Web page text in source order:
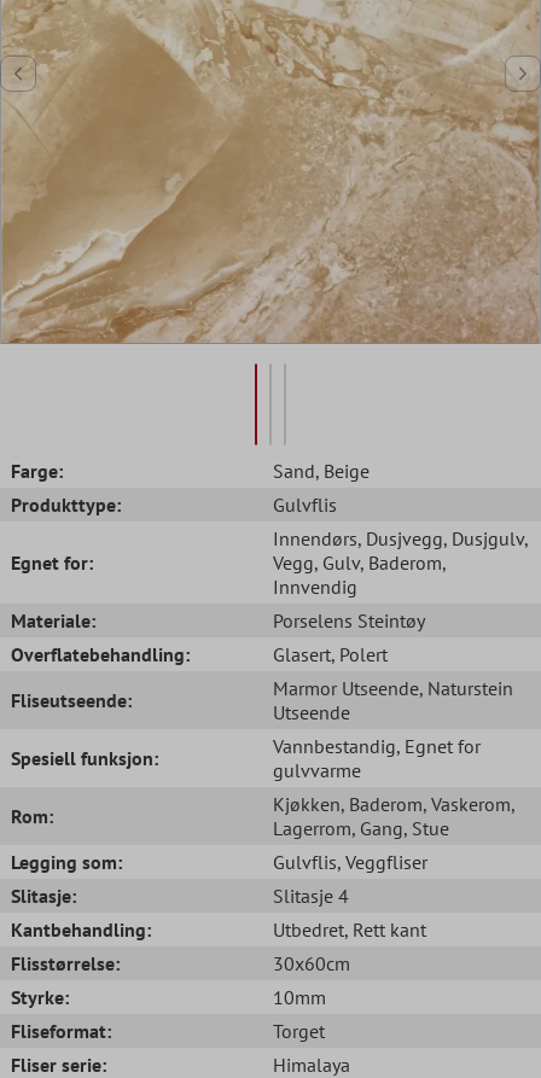
Farge: Sand, Beige
Produkttype:
Gulvflis
Egnet for:
Innendørs, Dusjvegg, Dusjgulv,
Vegg, Gulv, Baderom,
Innvendig
Materiale:
Porselens Steintøy
Overflatebehandling:
Glasert, Polert
Fliseutseende:
Marmor Utseende, Naturstein
Utseende
Spesiell funksjon:
Vannbestandig, Egnet for
gulvvarme
Rom:
Kjøkken, Baderom, Vaskerom,
Lagerrom, Gang, Stue
Legging som:
Gulvflis, Veggfliser
Slitasje:
Slitasje 4
Kantbehandling:
Utbedret, Rett kant
Flisstørrelse:
30x60cm
Styrke:
10mm
Fliseformat:
Torget
Fliser serie:
Himalaya